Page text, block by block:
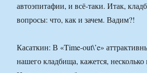
автоэпитафии, и всё-таки. Итак,
вопросы: что, как и зачем. Вадим?!
Касаткин: В «Time-out\’e»
нашего кладбища, кажется,